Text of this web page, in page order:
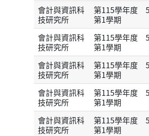
會計與資訊科
技研究所
第115學年度
第1學期
會計與資訊科
技研究所
第115學年度
第1學期
會計與資訊科
技研究所
第115學年度
第1學期
會計與資訊科
技研究所
第115學年度
第1學期
會計與資訊科
技研究所
第115學年度
第1學期